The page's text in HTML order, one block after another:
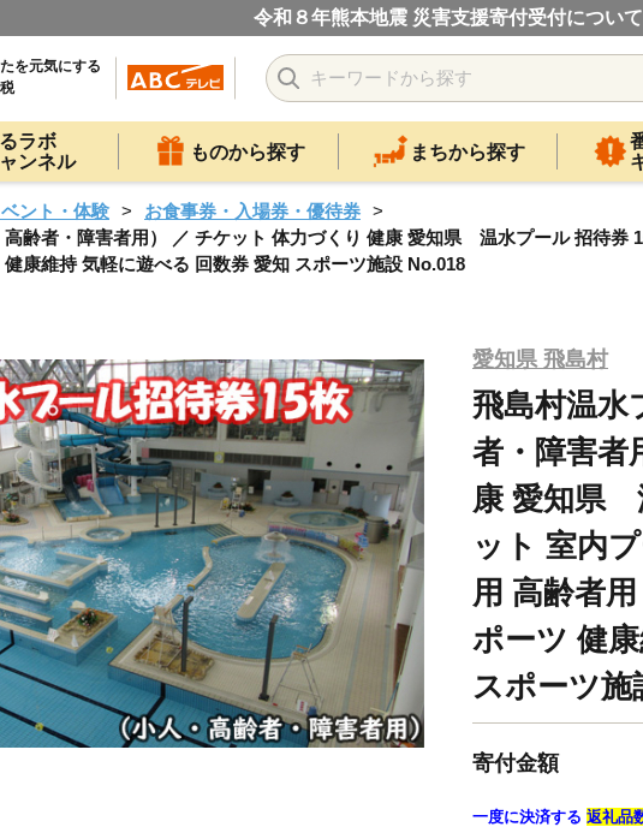
令和８年熊本地震 災害支援寄付受付について
を元気にする
ラボ
ンネル
ものから探す まちから探す
ント・体験
お食事券・入場券・優待券
齢者・障害者用） ／ チケット 体力づくり 健康 愛知県 温水プール 招待券
康維持 気軽に遊べる 回数券 愛知 スポーツ施設 No.018
愛知県 飛島村
飛島村温水
者・障害者
康 愛知県
ット 室内
用 高齢者
ポーツ 健
スポーツ施
寄付金額
一度に決済する 返礼品